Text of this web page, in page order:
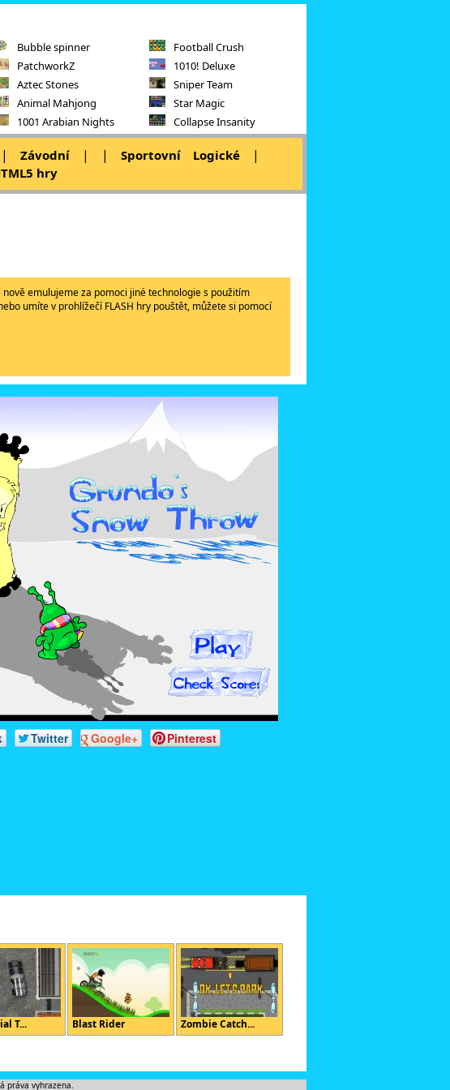
Bubble spinner
PatchworkZ
Aztec Stones
Animal Mahjong
1001 Arabian Nights
Football Crush
1010! Deluxe
Sniper Team
Star Magic
Collapse Insanity
| Závodní | | Sportovní Logické |
hry
emulujeme za pomoci jiné technologie s použitím
umíte v prohlížečí FLASH hry pouštět, můžete si pomocí
Twitter Google+ Pinterest
T... Blast Rider Zombie Catch...
práva vyhrazena.